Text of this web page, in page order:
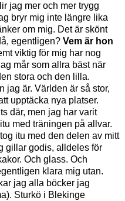
jag mer och mer trygg
bryr mig inte längre lika
om mig. Det är skönt
egentligen? Vem är hon
viktig för mig har nog
mår som allra bäst när
stora och den lilla.
jag är. Världen är så stor,
upptäcka nya platser.
där, men jag har varit
med träningen på allvar.
itu med den delen av mitt
gillar godis, alldeles för
Och glass. Och
klara mig utan.
jag alla böcker jag
Sturkö i Blekinge